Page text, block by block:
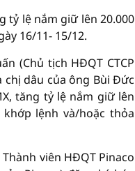
tỷ lệ nắm giữ lên 20.000
16/11- 15/12.
(Chủ tịch HĐQT CTCP
chị dâu của ông Bùi Đức
tăng tỷ lệ nắm giữ lên
lệnh và/hoặc thỏa
viên HĐQT Pinaco